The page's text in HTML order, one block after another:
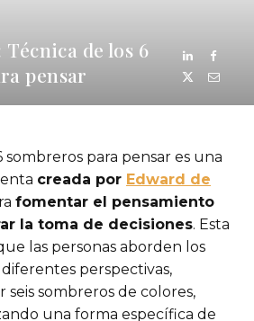
de los 6
pensar
sombreros para pensar es una
creada por Edward de
fomentar el pensamiento
la toma de decisiones. Esta
las personas aborden los
perspectivas,
seis sombreros de colores,
una forma específica de